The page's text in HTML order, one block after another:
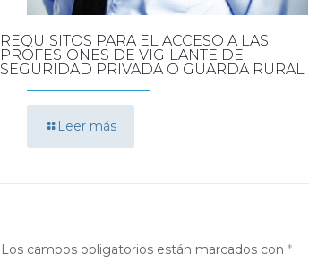
REQUISITOS PARA EL ACCESO A LAS
PROFESIONES DE VIGILANTE DE
SEGURIDAD PRIVADA O GUARDA RURAL
Leer más
Los campos obligatorios están marcados con *